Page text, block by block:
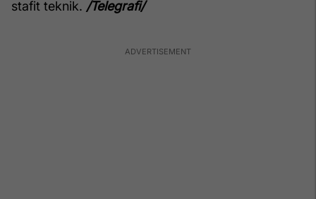
stafit teknik. /Telegrafi/